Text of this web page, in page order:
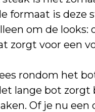
formaat is deze
om de
zorgt voor een
rondom het
lange bot zorgt
Of je nu